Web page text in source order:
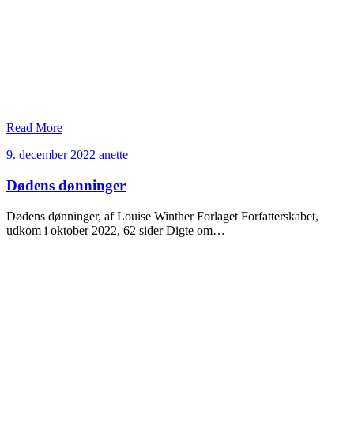
Read More
9. december 2022 9.
2022
anetteanette
Dødens dønninger
Dødens dønninger, af Louise Winther Forlaget Forfatterskabet,
udkom i oktober 2022, 62 sider Digte om…